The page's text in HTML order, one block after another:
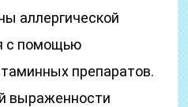
аллергической
с помощью
препаратов.
выраженности